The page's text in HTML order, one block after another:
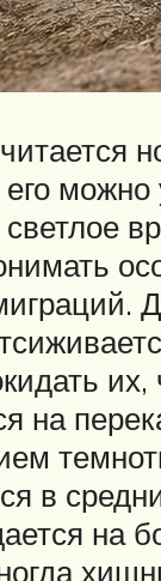
можно
их,
на
в
на